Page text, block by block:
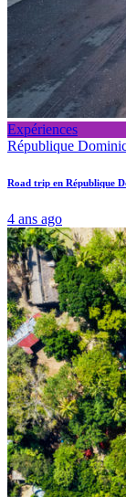
Expériences
République
Road trip en République
4 ans ago